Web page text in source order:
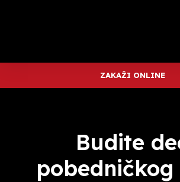
ZAKAŽI ONLINE
Budite